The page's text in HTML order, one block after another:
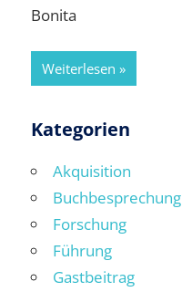
Bonita
Weiterlesen
Kategorien
Akquisition
Buchbesprechung
Forschung
Führung
Gastbeitrag